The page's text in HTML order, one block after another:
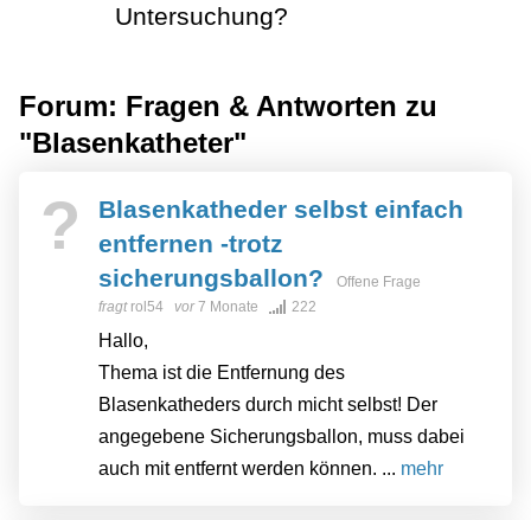
Untersuchung?
Forum: Fragen & Antworten zu
"Blasenkatheter"
?
Blasenkatheder selbst einfach
entfernen -trotz
sicherungsballon?
Offene Frage
fragt rol54 vor7 Monate 222
Hallo,
Thema ist die Entfernung des
Blasenkatheders durch micht selbst! Der
angegebene Sicherungsballon, muss dabei
auch mit entfernt werden können. ... mehr